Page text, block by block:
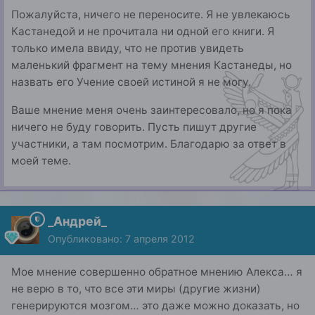
Пожалуйста, ничего не переносите. Я не увлекаюсь
Кастанедой и не прочитала ни одной его книги. Я
только имела ввиду, что не против увидеть
маленький фрагмент на тему мнения Кастанеды, но
назвать его Учение своей истиной я не могу.
Ваше мнение меня очень заинтересовало, но я пока
ничего не буду говорить. Пусть пишут другие
участники, а там посмотрим. Благодарю за ответ в
моей теме.
_Андрей_
Опубликовано: 7 апреля 2012
Мое мнение совершенно обратное мнению Алекса… я
не верю в то, что все эти миры (другие жизни)
генерируются мозгом… это даже можно доказать, но